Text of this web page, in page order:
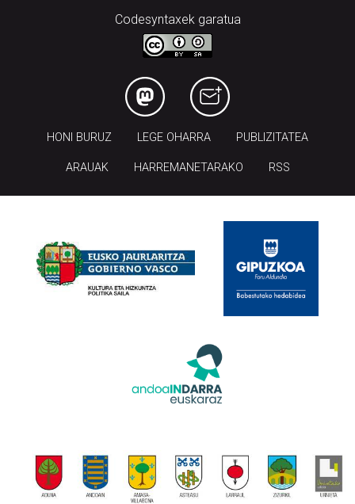
Codesyntaxek garatua
HONI BURUZ LEGE OHARRA PUBLIZITATEA
ARAUAK HARREMANETARAKO RSS